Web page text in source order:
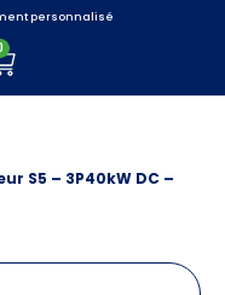
personnalisé
S5 – 3P40kW DC –